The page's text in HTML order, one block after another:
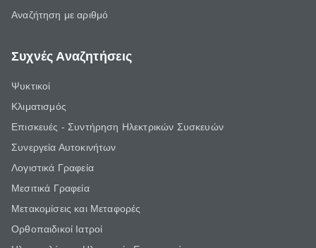
Αναζήτηση με αριθμό
Συχνές Αναζητήσεις
Ψυκτικοί
Κλιματισμός
Επισκευές - Συντήρηση Ηλεκτρικών Συσκευών
Συνεργεία Αυτοκινήτων
Λογιστικά Γραφεία
Μεσιτικά Γραφεία
Μετακομίσεις και Μεταφορές
Ορθοπαιδικοί Ιατροί